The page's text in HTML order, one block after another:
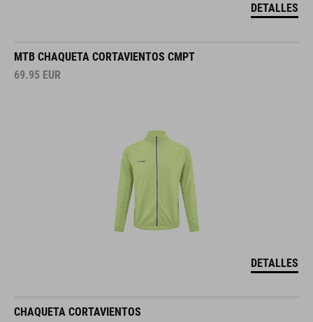
DETALLES
MTB CHAQUETA CORTAVIENTOS CMPT
69.95 EUR
DETALLES
CHAQUETA CORTAVIENTOS